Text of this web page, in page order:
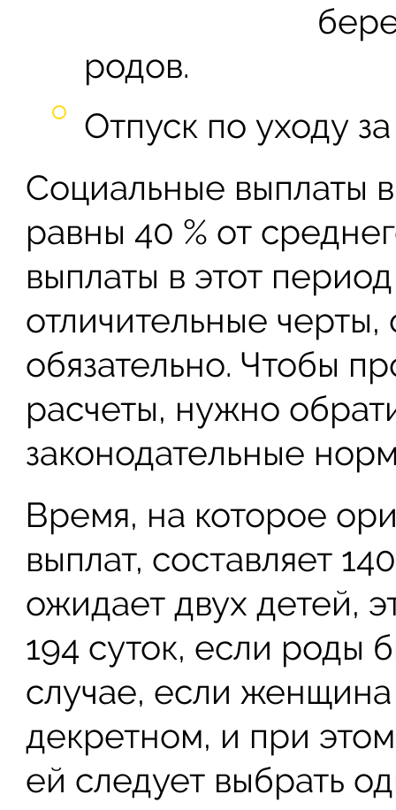
родов.
Отпуск по уходу
Социальные выплаты
равны 40 % от
выплаты в этот
отличительные
обязательно. Чтобы
расчеты, нужно
законодательные
Время, на которое
выплат, составляет
ожидает двух детей,
194 суток, если роды
случае, если
декретном, и при
ей следует выбрать